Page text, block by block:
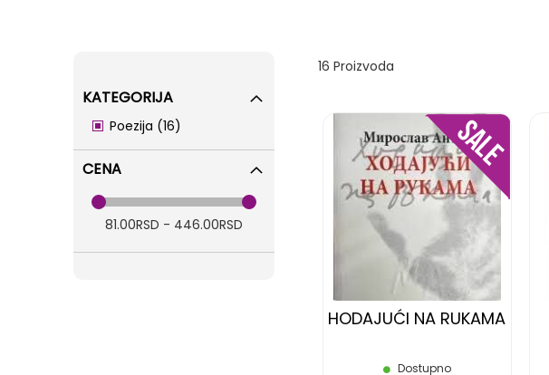
16 Proizvoda
HODAJUĆI NA RUKAMA
Dostupno
DODAJ
NA
ŽELJA
KATEGORIJA
Poezija 16
items
CENA
81.00RSD - 446.00RSD